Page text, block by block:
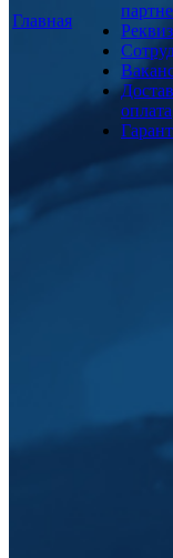
Главная
оплата